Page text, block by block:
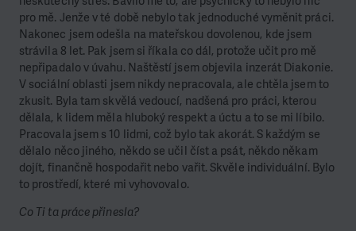
pro mě. Jenže v té době nebylo tak jednoduché vyměnit práci.
Nakonec jsem odešla na mateřskou dovolenou, kde jsem
strávila 8 let. Pak jsem si říkala co dál, protože učit pro mě
nepřipadalo v úvahu. Naštěstí jsem objevila inzerát Diakonie.
V sociální oblasti jsem nikdy nepracovala, ale chtěla jsem to
zkusit. Byla tam skvělá vedoucí, nadšená pro práci, kterou
dělala, k lidem měla hluboký respekt a úctu a to se mi líbilo.
Pracovala jsem s 10 lidmi, což bylo tak akorát. S každým se
dělalo něco jiného, někdo se učil číst a psát, někdo někam
dojít, finančně hospodařit nebo vařit. Skvěle individuální. Bylo
to prostředí, které mi vyhovovalo.
Co Ti ta práce přinesla?